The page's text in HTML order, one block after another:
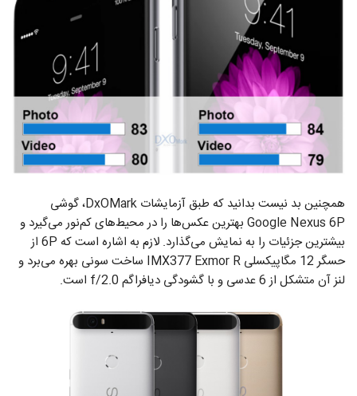
همچنین بد نیست بدانید که طبق آزمایشات DxOMark، گوشی
Google Nexus 6P بهترین عکس‌ها را در محیط‌های کم‌نور می‌گیرد و
بیشترین جزئیات را به نمایش می‌گذارد. لازم به اشاره است که 6P از
حسگر 12 مگاپیکسلی IMX377 Exmor R ساخت سونی بهره می‌برد و
لنز آن متشکل از 6 عدسی و با گشودگی دیافراگم f/2.0 است.